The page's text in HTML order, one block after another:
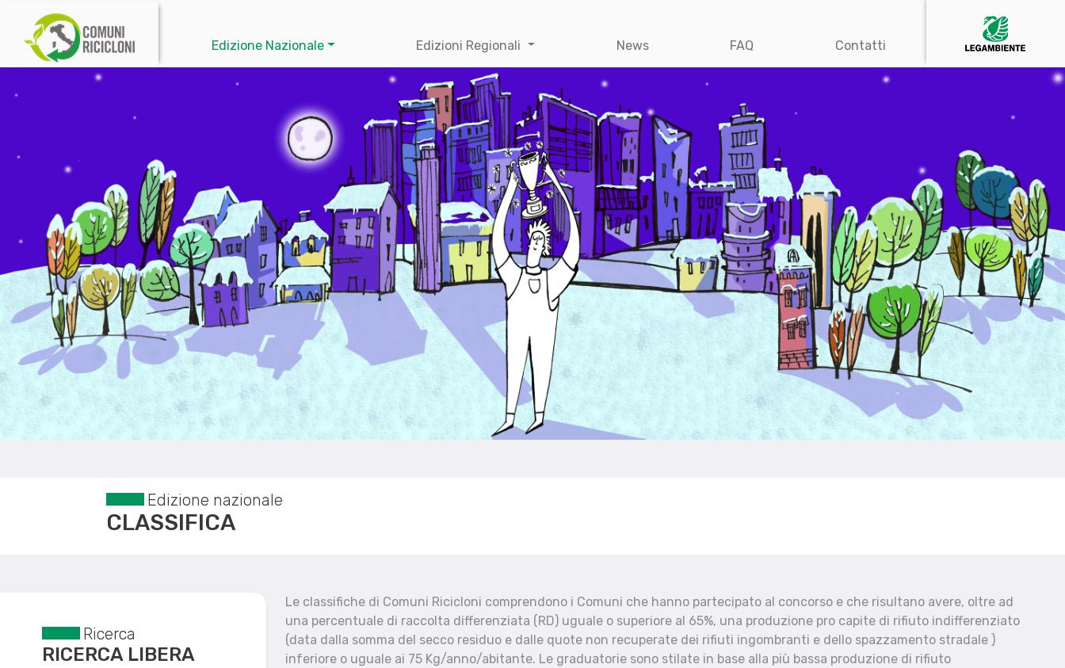
Edizione Nazionale Edizioni Regionali News FAQ Contatti
Edizione nazionale
CLASSIFICA
Reset filtri
Ricerca
RICERCA LIBERA
Le classifiche di Comuni Ricicloni comprendono i Comuni che hanno partecipato al concorso e che risultano avere, oltre ad
una percentuale di raccolta differenziata (RD) uguale o superiore al 65%, una produzione pro capite di rifiuto indifferenziato
(data dalla somma del secco residuo e dalle quote non recuperate dei rifiuti ingombranti e dello spazzamento stradale )
inferiore o uguale ai 75 Kg/anno/abitante. Le graduatorie sono stilate in base alla più bassa produzione di rifiuto